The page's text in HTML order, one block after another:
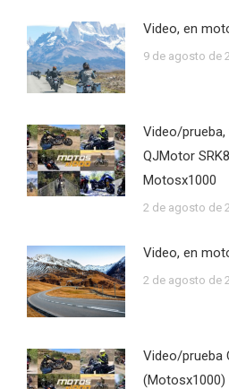
Video, en
9 de agosto de
Video/
QJMotor
Motosx1000
2 de agosto de
Video, en
2 de agosto de
Video/prueba
(Motosx1000)